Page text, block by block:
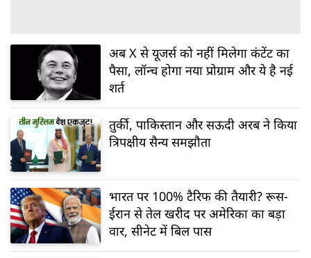
अब X से यूजर्स को नहीं मिलेगा कंटेंट का
पैसा, लॉन्‍च होगा नया प्रोग्राम और ये है नई
शर्त
तुर्की, पाकिस्तान और सऊदी अरब ने किया
त्रिपक्षीय सैन्य समझौता
भारत पर 100% टैरिफ की तैयारी? रूस-
ईरान से तेल खरीद पर अमेरिका का बड़ा
वार, सीनेट में बिल पास